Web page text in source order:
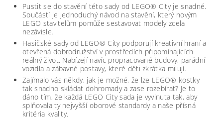
Pustit se do stavění této sady od LEGO® City je snadné.
Součástí je jednoduchý návod na stavění, který novým
LEGO stavitelům pomůže sestavovat modely zcela
nezávisle.
Hasičské sady od LEGO® City podporují kreativní hraní a
otevřená dobrodružství v prostředích připomínajících
reálný život. Nabízejí navíc propracované budovy, parádní
vozidla a zábavné postavy, které děti zkrátka milují.
Zajímalo vás někdy, jak je možné, že lze LEGO® kostky
tak snadno skládat dohromady a zase rozebírat? Je to
dáno tím, že každá LEGO City sada je vyvinuta tak, aby
splňovala ty nejvyšší oborové standardy a naše přísná
kritéria kvality.